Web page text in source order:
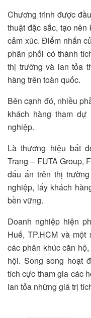
Chương trình được
thuật đặc sắc, tạo
cảm xúc. Điểm nhấn
phân phối có thành
thị trường và lan tỏa
hàng trên toàn quốc.
Bên cạnh đó, nhiều
khách hàng tham
nghiệp.
Là thương hiệu bất
Trang – FUTA Group,
dấu ấn trên thị
nghiệp, lấy khách
bền vững.
Doanh nghiệp hiện
Huế, TP.HCM và
các phân khúc căn
hội. Song song hoạt
tích cực tham gia các
lan tỏa những giá trị